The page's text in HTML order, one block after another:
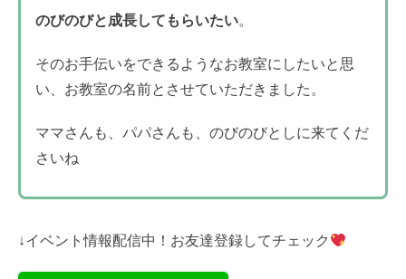
のびのびと成長してもらいたい。
そのお手伝いをできるようなお教室にしたいと思
い、お教室の名前とさせていただきました。
ママさんも、パパさんも、のびのびとしに来てくだ
さいね
↓イベント情報配信中！お友達登録してチェック